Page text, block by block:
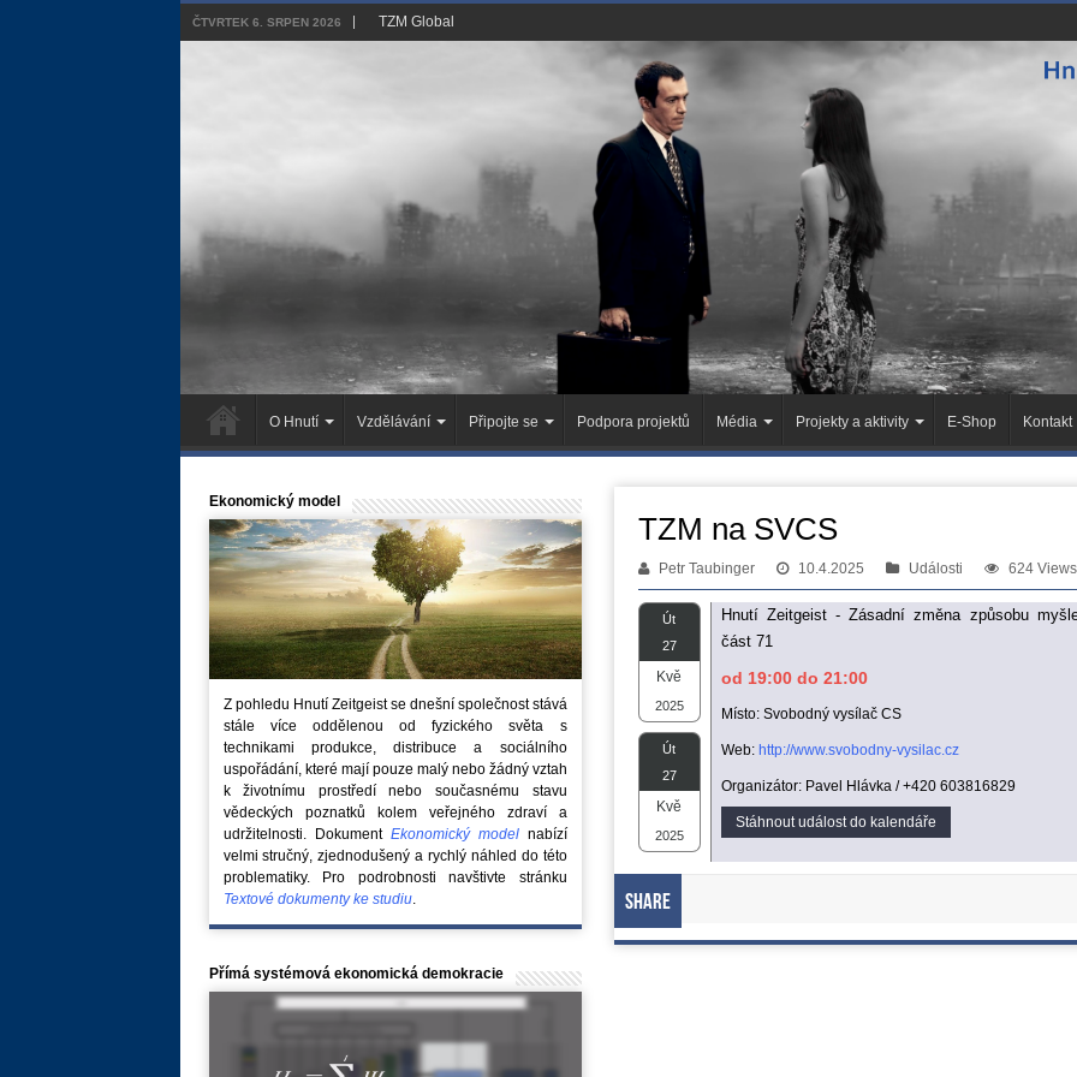
ČTVRTEK 6. SRPEN 2026 TZM Global
O Hnutí Vzdělávání Připojte se Podpora projektů Média Projekty a aktivity E-Shop Kontakt
TZM na SVCS
Petr Taubinger 10.4.2025 Události 624 Views
Út
27
Kvě
2025
Út
27
Kvě
2025
Hnutí Zeitgeist - Zásadní změna způsobu
část 71
od 19:00 do 21:00
Místo: Svobodný vysílač CS
Web: http://www.svobodny-vysilac.cz
Organizátor: Pavel Hlávka / +420 603816829
Stáhnout událost do kalendáře
Share
Ekonomický model
Z pohledu Hnutí Zeitgeist se dnešní společnost stává
stále více oddělenou od fyzického světa s
technikami produkce, distribuce a sociálního
uspořádání, které mají pouze malý nebo žádný vztah
k životnímu prostředí nebo současnému stavu
vědeckých poznatků kolem veřejného zdraví a
udržitelnosti. Dokument Ekonomický modelnabízí
velmi stručný, zjednodušený a rychlý náhled do této
problematiky. Pro podrobnosti navštivte stránku
Textové dokumenty ke studiu.
Přímá systémová ekonomická demokracie